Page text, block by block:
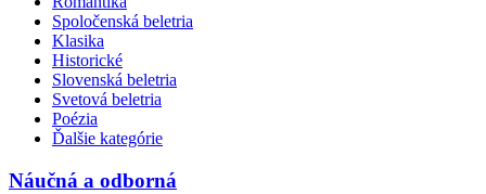
Spoločenská beletria
Klasika
Historické
Slovenská beletria
Svetová beletria
Poézia
Ďalšie kategórie
Náučná a odborná